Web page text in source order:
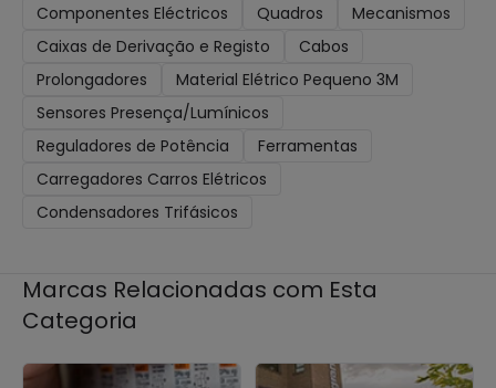
Componentes Eléctricos Quadros
Mecanismos
Caixas de Derivação e Registo
Cabos
Prolongadores
Material Elétrico Pequeno 3M
Sensores Presença/Lumínicos
Reguladores de Potência
Ferramentas
Carregadores Carros Elétricos
Condensadores Trifásicos
Marcas Relacionadas com Esta
Categoria